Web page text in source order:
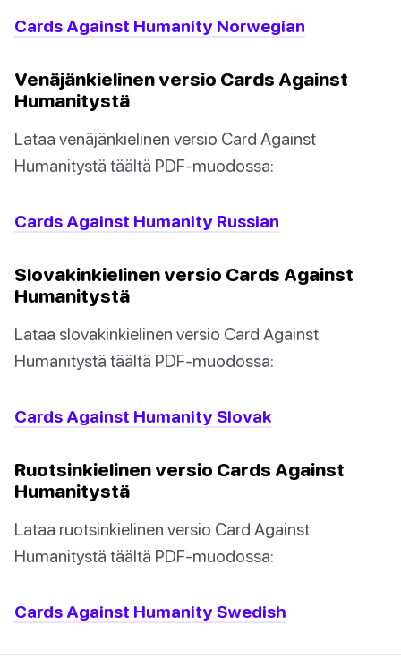
Cards Against Humanity Norwegian
Venäjänkielinen versio Cards Against
Humanitystä
Lataa venäjänkielinen versio Card Against
Humanitystä täältä PDF-muodossa:
Cards Against Humanity Russian
Slovakinkielinen versio Cards Against
Humanitystä
Lataa slovakinkielinen versio Card Against
Humanitystä täältä PDF-muodossa:
Cards Against Humanity Slovak
Ruotsinkielinen versio Cards Against
Humanitystä
Lataa ruotsinkielinen versio Card Against
Humanitystä täältä PDF-muodossa:
Cards Against Humanity Swedish